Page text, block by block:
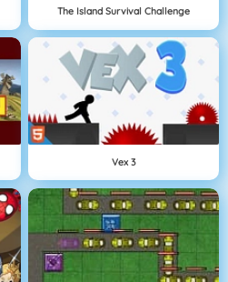
The Island Survival Challenge
Vex 3